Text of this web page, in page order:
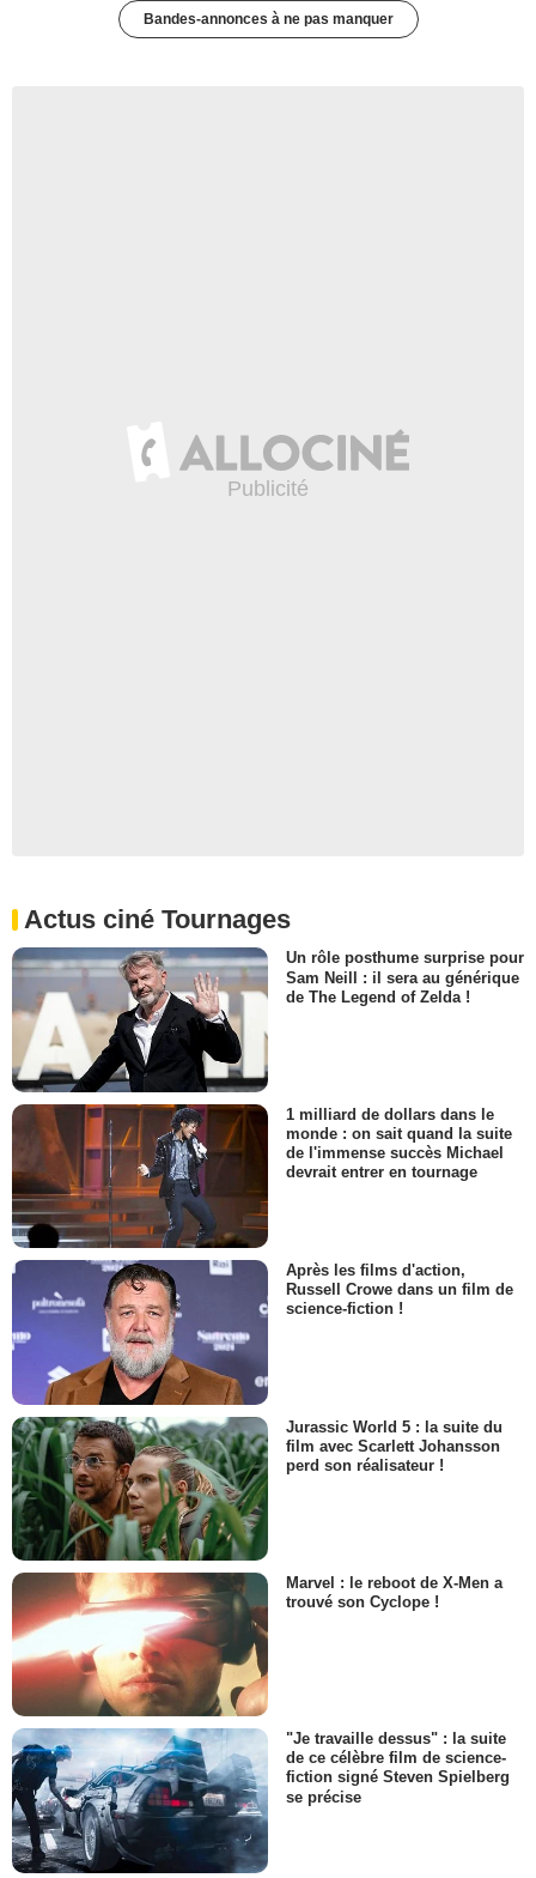
Bandes-annonces à ne pas manquer
Actus ciné Tournages
Un rôle posthume surprise pour
Sam Neill : il sera au générique
de The Legend of Zelda !
1 milliard de dollars dans le
monde : on sait quand la suite
de l'immense succès Michael
devrait entrer en tournage
Après les films d'action,
Russell Crowe dans un film de
science-fiction !
Jurassic World 5 : la suite du
film avec Scarlett Johansson
perd son réalisateur !
Marvel : le reboot de X-Men a
trouvé son Cyclope !
"Je travaille dessus" : la suite
de ce célèbre film de science-
fiction signé Steven Spielberg
se précise